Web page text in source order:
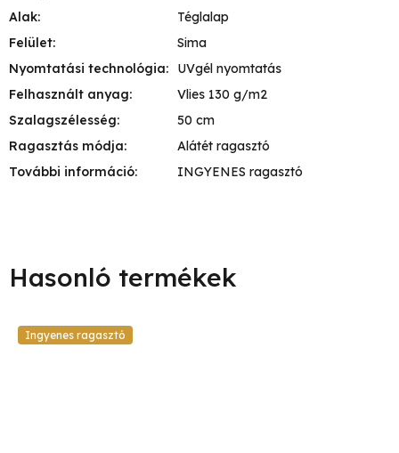
Alak:
Téglalap
Felület:
Sima
Nyomtatási technológia:
UVgél nyomtatás
Felhasznált anyag:
Vlies 130 g/m2
Szalagszélesség:
50 cm
Ragasztás módja:
Alátét ragasztó
További információ: INGYENES ragasztó
Ingyenes ragasztó